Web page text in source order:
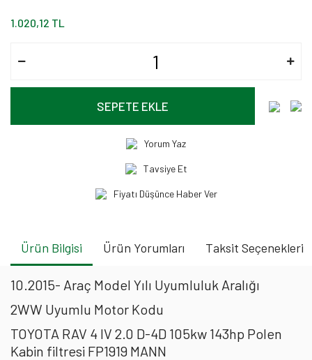
1.020,12 TL
SEPETE EKLE
Yorum Yaz
Tavsiye Et
Fiyatı Düşünce Haber Ver
Ürün Bilgisi Ürün Yorumları Taksit Seçenekleri
10.2015- Araç Model Yılı Uyumluluk Aralığı
2WW Uyumlu Motor Kodu
TOYOTA RAV 4 IV 2.0 D-4D 105kw 143hp Polen
Kabin filtresi FP1919 MANN